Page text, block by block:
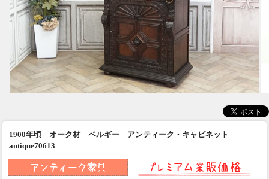
1900年頃 オーク材 ベルギー アンティーク・キャビネット
antique70613